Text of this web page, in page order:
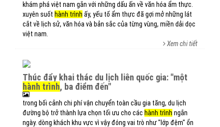
khám phá việt nam gắn với những dấu ấn về văn hóa ẩm thực.
xuyên suốt hành trình ấy, yếu tố ẩm thực đã gợi mở những lát
cắt về lịch sử, văn hóa và bản sắc của từng vùng, miền dải dọc
việt nam.
Xem chi tiết
thúc đẩy khai thác du lịch liên quốc gia: "một
hành trình, ba điểm đến"
trong bối cảnh chi phí vận chuyển toàn cầu gia tăng, du lịch
đường bộ trở thành lựa chọn tối ưu cho các hành trình ngắn
ngày. dòng khách khu vực vì vậy đóng vai trò như "lớp đệm" ổn